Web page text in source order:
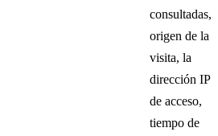
consultadas,
origen de la
visita, la
dirección IP
de acceso,
tiempo de